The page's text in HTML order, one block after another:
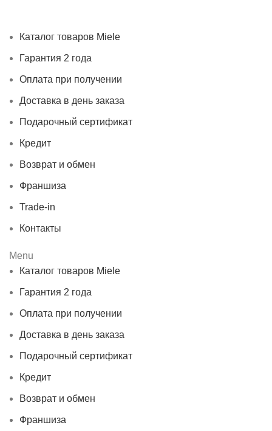
Каталог товаров Miele
Гарантия 2 года
Оплата при получении
Доставка в день заказа
Подарочный сертификат
Кредит
Возврат и обмен
Франшиза
Trade-in
Контакты
Menu
Каталог товаров Miele
Гарантия 2 года
Оплата при получении
Доставка в день заказа
Подарочный сертификат
Кредит
Возврат и обмен
Франшиза